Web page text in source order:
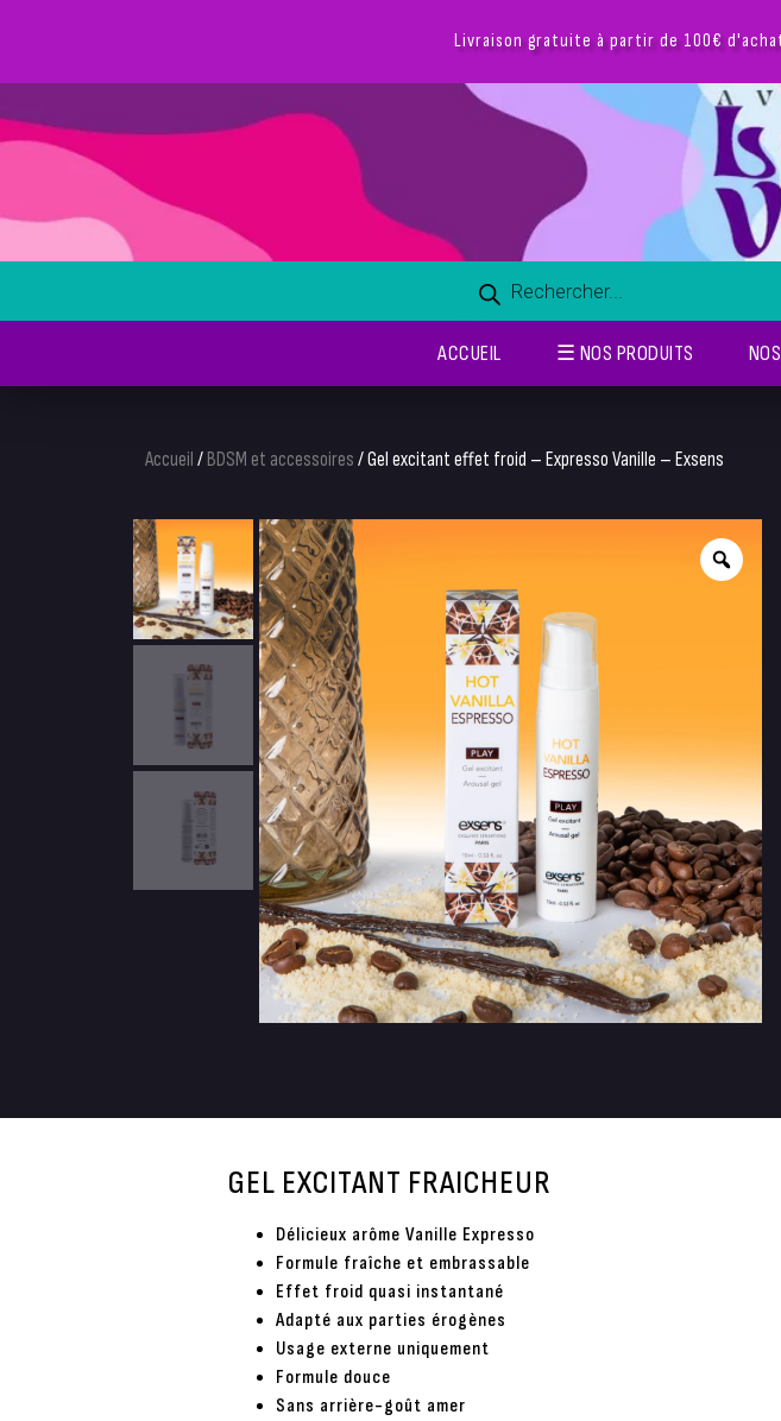
Livraison gratuite à partir de 100€
ACCUEIL ☰ NOS PRODUITS
Accueil / BDSM et accessoires / Gel excitant effet froid – Expresso Vanille – Exsens
GEL EXCITANT FRAICHEUR
Délicieux arôme Vanille Expresso
Formule fraîche et embrassable
Effet froid quasi instantané
Adapté aux parties érogènes
Usage externe uniquement
Formule douce
Sans arrière-goût amer